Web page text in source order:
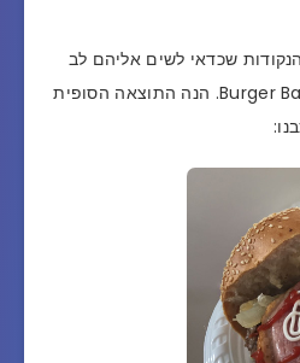
שכדאי לשים אליהם לב
הנה התוצאה הסופית